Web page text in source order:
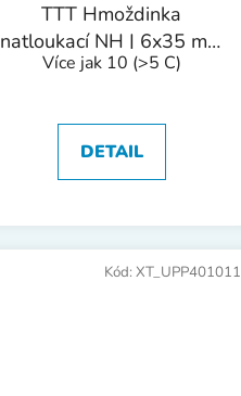
TTT Hmoždinka
natloukací NH | 6x35 mm
1bal/100ks
Více jak 10 (>5 C)
DETAIL
Kód: XT_UPP401011